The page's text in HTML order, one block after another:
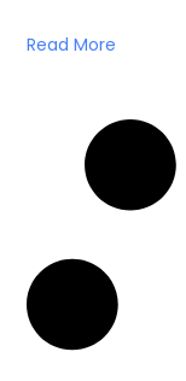
Read More